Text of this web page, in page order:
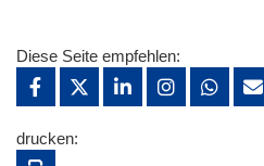
Diese Seite empfehlen:
drucken: